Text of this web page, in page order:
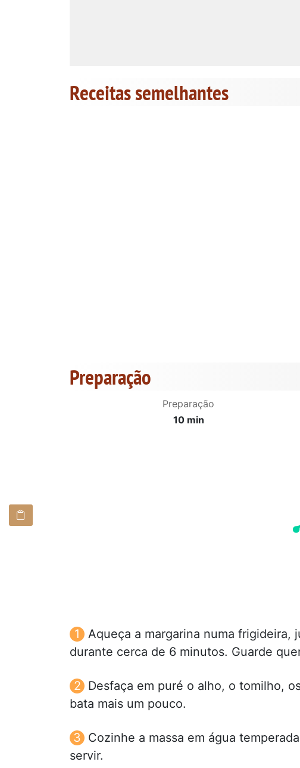
Receitas semelhantes
Preparação
Preparação
10 min
Aqueça a margarina numa frigideira,
durante cerca de 6 minutos. Guarde
Desfaça em puré o alho, o tomilho,
bata mais um pouco.
Cozinhe a massa em água
servir.